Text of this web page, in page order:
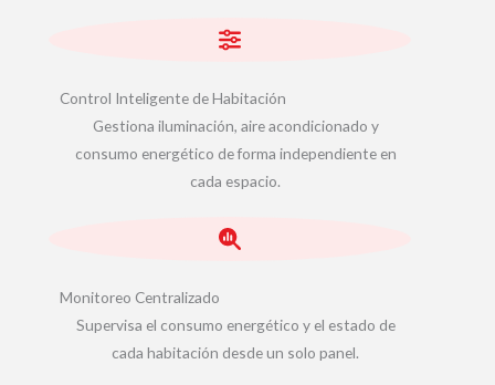
Control Inteligente de Habitación
Gestiona iluminación, aire acondicionado y
consumo energético de forma independiente en
cada espacio.
Monitoreo Centralizado
Supervisa el consumo energético y el estado de
cada habitación desde un solo panel.